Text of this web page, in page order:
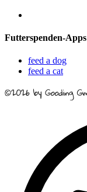
Futterspenden-Apps
feed a dog
feed a cat